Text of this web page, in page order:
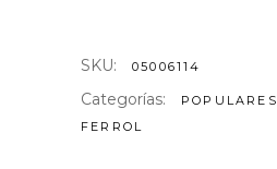
SKU: 05006114
Categorías: POPULARES
FERROL